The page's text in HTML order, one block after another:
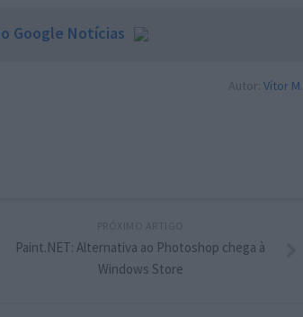
Google Notícias
Autor: Vítor M.
Paint.NET: Alternativa ao Photoshop chega à
Windows Store